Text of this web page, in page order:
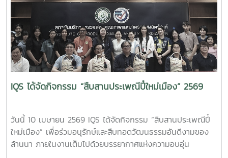
IQS ได้จัดกิจกรรม “สืบสานประเพณีปี๋ใหม่เมือง” 2569
วันนี้ 10 เมษายน 2569 IQS ได้จัดกิจกรรม “สืบสานประเพณีปี๋
ใหม่เมือง” เพื่อร่วมอนุรักษ์และสืบทอดวัฒนธรรมอันดีงามของ
ล้านนา ภายในงานเต็มไปด้วยบรรยากาศแห่งความอบอุ่น